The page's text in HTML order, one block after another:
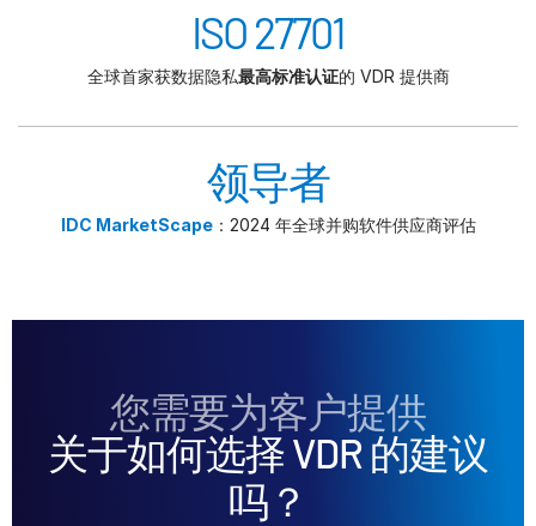
ISO 27701
全球首家获数据隐私最高标准认证的 VDR 提供商
领导者
IDC MarketScape：2024 年全球并购软件供应商评估
您需要为客户提供
关于如何选择 VDR 的建议
吗？